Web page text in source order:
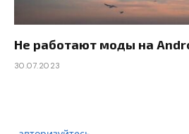
Не работают моды на
30.07.2023